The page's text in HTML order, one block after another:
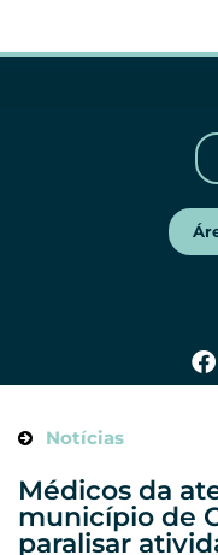
Notícias
Médicos da
município de
paralisar